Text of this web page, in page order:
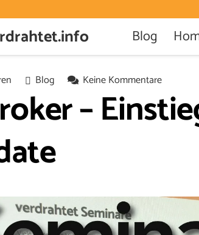
Blog
Blog Keine Kommentare
–